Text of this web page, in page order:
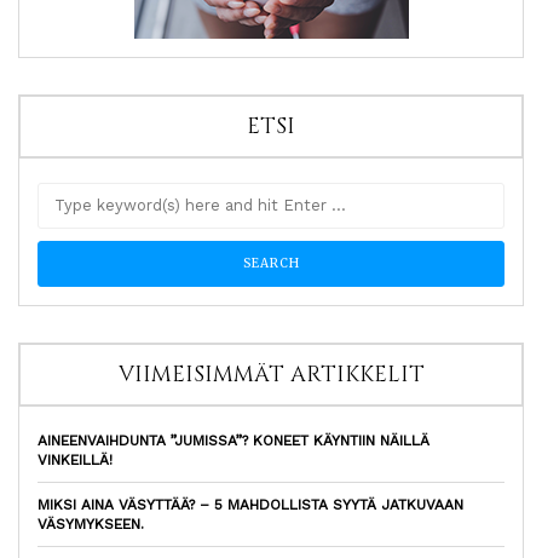
ETSI
VIIMEISIMMÄT ARTIKKELIT
AINEENVAIHDUNTA ”JUMISSA”? KONEET KÄYNTIIN NÄILLÄ
VINKEILLÄ!
MIKSI AINA VÄSYTTÄÄ? – 5 MAHDOLLISTA SYYTÄ JATKUVAAN
VÄSYMYKSEEN.